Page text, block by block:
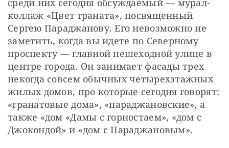
коллаж «Цвет граната», посвященный
Сергею Параджанову. Его невозможно не
заметить, когда вы идете по Северному
проспекту — главной пешеходной улице в
центре города. Он занимает фасады трех
некогда совсем обычных четырехэтажных
жилых домов, про которые сегодня говорят:
«гранатовые дома», «параджановские», а
также «дом «Дамы с горностаем», «дом с
Джокондой» и «дом с Параджановым».